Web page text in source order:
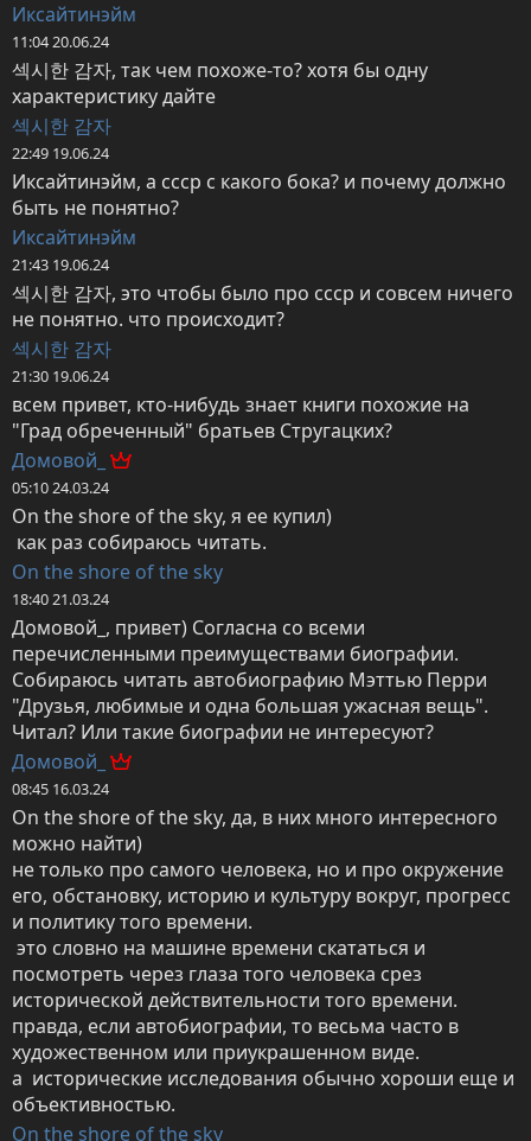
Иксайтинэйм
11:04 20.06.24
섹시한 감자, так чем похоже-то? хотя бы одну
характеристику дайте
섹시한 감자
22:49 19.06.24
Иксайтинэйм, а ссср с какого бока? и почему должно
быть не понятно?
Иксайтинэйм
21:43 19.06.24
섹시한 감자, это чтобы было про ссср и совсем ничего
не понятно. что происходит?
섹시한 감자
21:30 19.06.24
всем привет, кто-нибудь знает книги похожие на
"Град обреченный" братьев Стругацких?
Домовой_
05:10 24.03.24
On the shore of the sky, я ее купил)
как раз собираюсь читать.
On the shore of the sky
18:40 21.03.24
Домовой_, привет) Согласна со всеми
перечисленными преимуществами биографии.
Собираюсь читать автобиографию Мэттью Перри
"Друзья, любимые и одна большая ужасная вещь".
Читал? Или такие биографии не интересуют?
Домовой_
08:45 16.03.24
On the shore of the sky, да, в них много интересного
можно найти)
не только про самого человека, но и про окружение
его, обстановку, историю и культуру вокруг, прогресс
и политику того времени.
посмотреть через глаза того человека срез
исторической действительности того времени.
правда, если автобиографии, то весьма часто в
художественном или приукрашенном виде.
а  исторические исследования обычно хороши еще и
объективностью.
On the shore of the sky